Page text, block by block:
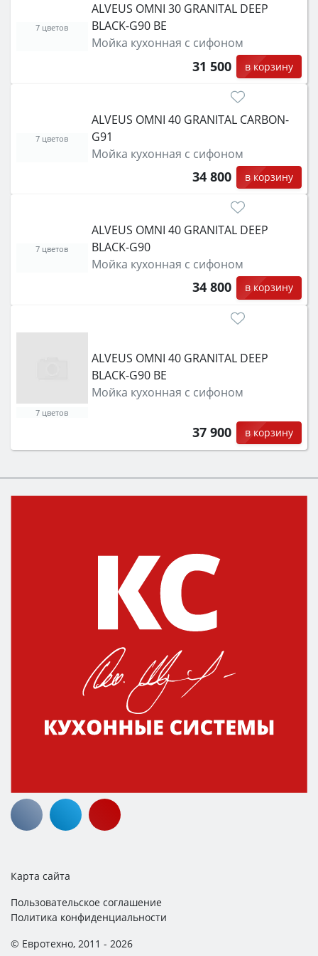
ALVEUS OMNI 30 GRANITAL DEEP
BLACK-G90 BE
Мойка кухонная с сифоном
31 500 в корзину
7 цветов
ALVEUS OMNI 40 GRANITAL CARBON-
G91
Мойка кухонная с сифоном
34 800 в корзину
7 цветов
ALVEUS OMNI 40 GRANITAL DEEP
BLACK-G90
Мойка кухонная с сифоном
34 800 в корзину
7 цветов
ALVEUS OMNI 40 GRANITAL DEEP
BLACK-G90 BE
Мойка кухонная с сифоном
37 900 в корзину
7 цветов
Карта сайта
Пользовательское соглашение
Политика конфиденциальности
© Евротехно, 2011 - 2026